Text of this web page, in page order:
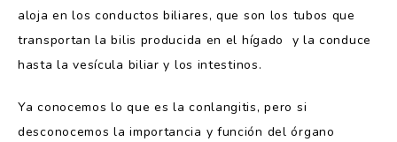
aloja en los conductos biliares, que son los tubos que
transportan la bilis producida en el hígado y la conduce
hasta la vesícula biliar y los intestinos.
Ya conocemos lo que es la conlangitis, pero si
desconocemos la importancia y función del órgano